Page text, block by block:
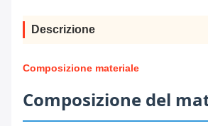
Descrizione
Composizione materiale
Composizione del